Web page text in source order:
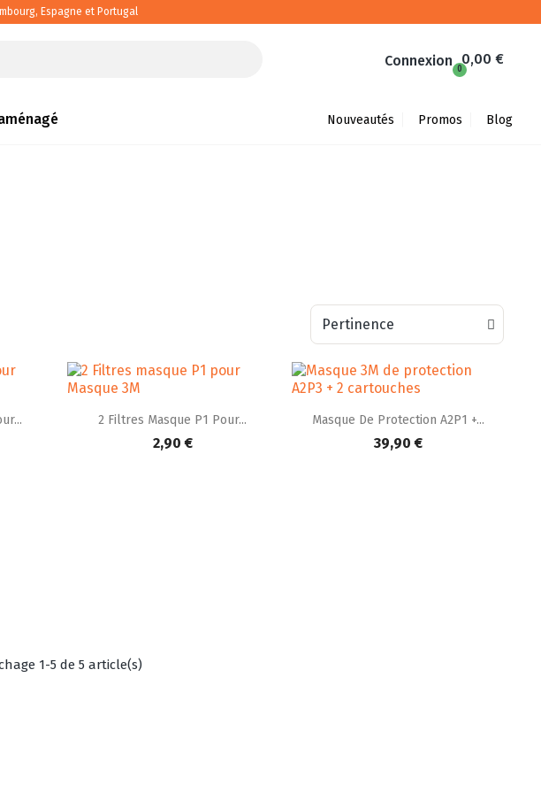
Espagne et Portugal
Connexion 0,00 €
Nouveautés Promos Blog
 Aperçu rapide
2 Filtres Masque P1 Pour...
2,90 €
 Aperçu rapide
Masque De Protection A2P1 +...
39,90 €
1-5 de 5 article(s)